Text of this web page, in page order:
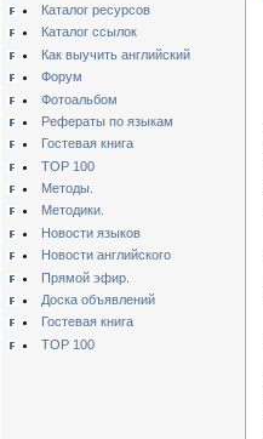
Каталог ресурсов
Каталог ссылок
Как выучить английский
Форум
Фотоальбом
Рефераты по языкам
Гостевая книга
TOP 100
Методы.
Методики.
Новости языков
Новости английского
Прямой эфир.
Доска объявлений
Гостевая книга
TOP 100